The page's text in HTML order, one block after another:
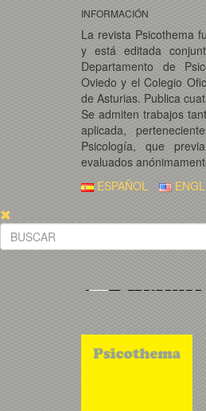
INFORMACIÓN
La revista Psicothema
y está editada
Departamento de
Oviedo y el Colegio
de Asturias. Publica
Se admiten trabajos
aplicada,
Psicología, que
evaluados
ESPAÑOL